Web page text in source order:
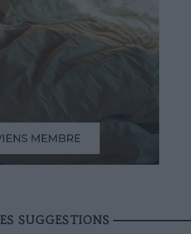
SUGGESTIONS